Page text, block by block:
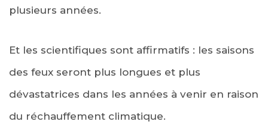
plusieurs années.
Et les scientifiques sont affirmatifs : les saisons
des feux seront plus longues et plus
dévastatrices dans les années à venir en raison
du réchauffement climatique.